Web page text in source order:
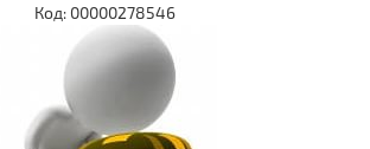
Код: 00000278546